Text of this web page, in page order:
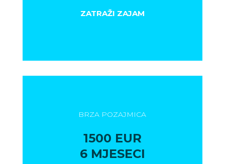
ZATRAŽI ZAJAM
BRZA POZAJMICA
1500 EUR
6 MJESECI